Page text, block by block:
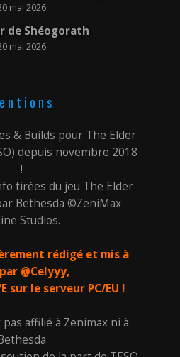
mai 2026
de Shéogorath
mai 2026
& Builds pour The Elder
depuis novembre 2018
!
tirées du jeu The Elder
Bethesda ©ZeniMax
Studios.
rédigé et mis à
@Celyyy,
sur le serveur PC/EU !
pas affilié à Zenimax ni à